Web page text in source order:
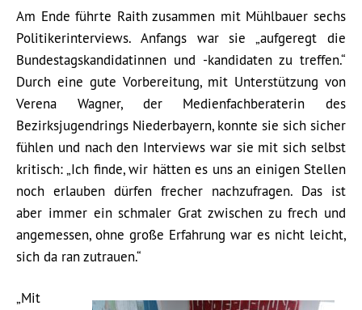
Am Ende führte Raith zusammen mit Mühlbauer sechs
Politikerinterviews. Anfangs war sie „aufgeregt die
Bundestagskandidatinnen und -kandidaten zu treffen.“
Durch eine gute Vorbereitung, mit Unterstützung von
Verena Wagner, der Medienfachberaterin des
Bezirksjugendrings Niederbayern, konnte sie sich sicher
fühlen und nach den Interviews war sie mit sich selbst
kritisch: „Ich finde, wir hätten es uns an einigen Stellen
noch erlauben dürfen frecher nachzufragen. Das ist
aber immer ein schmaler Grat zwischen zu frech und
angemessen, ohne große Erfahrung war es nicht leicht,
sich da ran zutrauen.“
„Mit